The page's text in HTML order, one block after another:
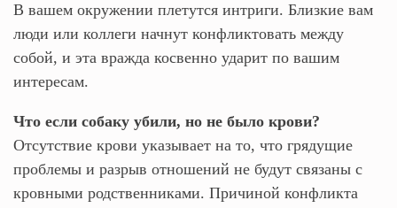
В вашем окружении плетутся интриги. Близкие вам
люди или коллеги начнут конфликтовать между
собой, и эта вражда косвенно ударит по вашим
интересам.
Что если собаку убили, но не было крови?
Отсутствие крови указывает на то, что грядущие
проблемы и разрыв отношений не будут связаны с
кровными родственниками. Причиной конфликта